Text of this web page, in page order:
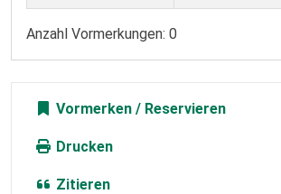
Anzahl Vormerkungen: 0
Vormerken
Drucken
Zitieren